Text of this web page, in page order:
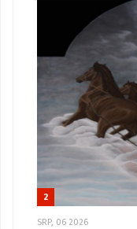
2
SRP, 06 2026